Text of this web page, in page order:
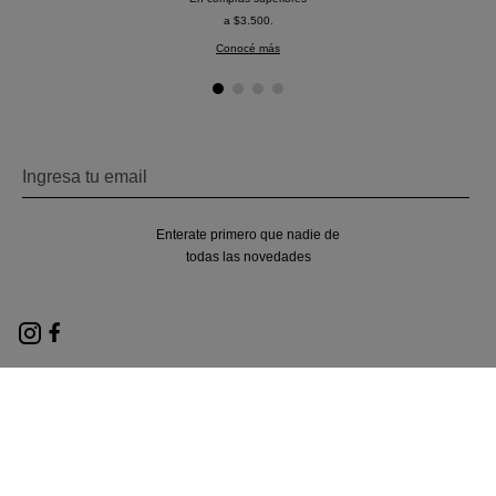
a $3.500.
Conocé más
Enterate primero que nadie de
todas las novedades